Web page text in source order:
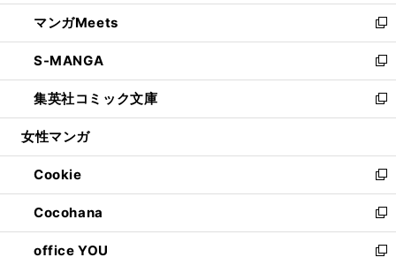
開
く
ウ
で
開
く
ン
ド
ウ
で
開
く
ウ
ィ
ン
ド
ウ
で
開
し
い
ウ
ィ
ン
ド
ウ
開
く
マンガMeets
新
し
い
ウ
ィ
ン
ウ
で
開
く
S-MANGA
新
し
い
ウ
ン
ド
ウ
で
開
く
集英社コミック文庫
新
し
ウ
ィ
ン
ド
ウ
で
女性マンガ
Cookie
新
し
い
ウ
ィ
Cocohana
新
し
い
office YOU 新